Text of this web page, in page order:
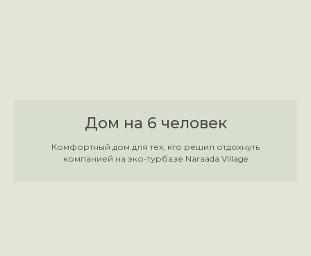
Дом на 6 человек
Комфортный дом для тех, кто решил отдохнуть
компанией на эко-турбазе Naraada Village